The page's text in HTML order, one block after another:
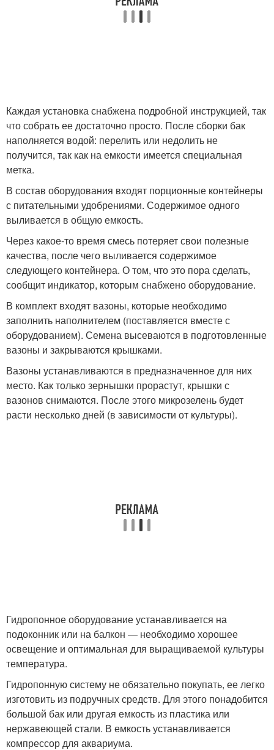
Каждая установка снабжена подробной инструкцией, так
что собрать ее достаточно просто. После сборки бак
наполняется водой: перелить или недолить не
получится, так как на емкости имеется специальная
метка.
В состав оборудования входят порционные контейнеры
с питательными удобрениями. Содержимое одного
выливается в общую емкость.
Через какое-то время смесь потеряет свои полезные
качества, после чего выливается содержимое
следующего контейнера. О том, что это пора сделать,
сообщит индикатор, которым снабжено оборудование.
В комплект входят вазоны, которые необходимо
заполнить наполнителем (поставляется вместе с
оборудованием). Семена высеваются в подготовленные
вазоны и закрываются крышками.
Вазоны устанавливаются в предназначенное для них
место. Как только зернышки прорастут, крышки с
вазонов снимаются. После этого микрозелень будет
расти несколько дней (в зависимости от культуры).
Гидропонное оборудование устанавливается на
подоконник или на балкон — необходимо хорошее
освещение и оптимальная для выращиваемой культуры
температура.
Гидропонную систему не обязательно покупать, ее легко
изготовить из подручных средств. Для этого понадобится
большой бак или другая емкость из пластика или
нержавеющей стали. В емкость устанавливается
компрессор для аквариума.